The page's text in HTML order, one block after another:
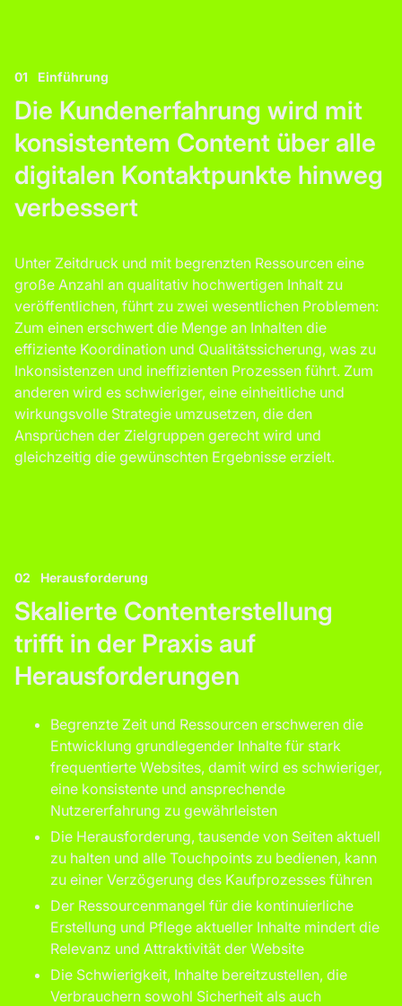
01 Einführung
Die Kundenerfahrung wird mit
konsistentem Content über alle
digitalen Kontaktpunkte hinweg
verbessert
Unter Zeitdruck und mit begrenzten Ressourcen eine
große Anzahl an qualitativ hochwertigen Inhalt zu
veröffentlichen, führt zu zwei wesentlichen Problemen:
Zum einen erschwert die Menge an Inhalten die
effiziente Koordination und Qualitätssicherung, was zu
Inkonsistenzen und ineffizienten Prozessen führt. Zum
anderen wird es schwieriger, eine einheitliche und
wirkungsvolle Strategie umzusetzen, die den
Ansprüchen der Zielgruppen gerecht wird und
gleichzeitig die gewünschten Ergebnisse erzielt.
02 Herausforderung
Skalierte Contenterstellung
trifft in der Praxis auf
Herausforderungen
Begrenzte Zeit und Ressourcen erschweren die
Entwicklung grundlegender Inhalte für stark
frequentierte Websites, damit wird es schwieriger,
eine konsistente und ansprechende
Nutzererfahrung zu gewährleisten
Die Herausforderung, tausende von Seiten aktuell
zu halten und alle Touchpoints zu bedienen, kann
zu einer Verzögerung des Kaufprozesses führen
Der Ressourcenmangel für die kontinuierliche
Erstellung und Pflege aktueller Inhalte mindert die
Relevanz und Attraktivität der Website
Die Schwierigkeit, Inhalte bereitzustellen, die
Verbrauchern sowohl Sicherheit als auch